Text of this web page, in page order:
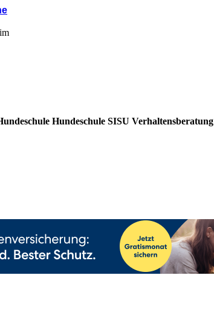
Hundeschule SISU Verhaltensberatung